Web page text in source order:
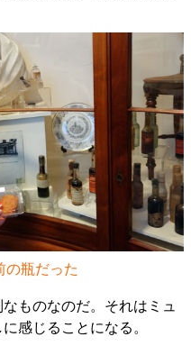
の瓶だった
ものなのだ。それはミュ
感じることになる。